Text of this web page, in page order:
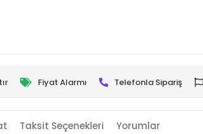
Fiyat Alarmı Telefonla Sipariş
Taksit Seçenekleri Yorumlar